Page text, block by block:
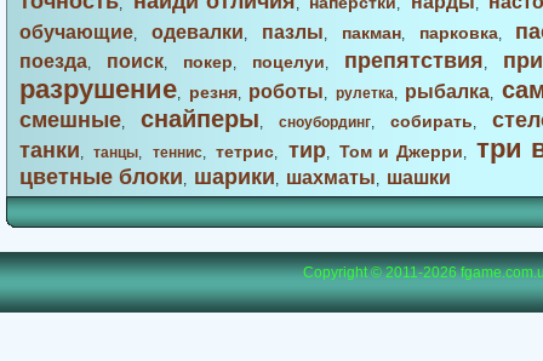
, , , ,
обучающие, одевалки, пазлы, пакман, парковка,
поезда, поиск, покер, поцелуи, препятствия,
разрушение, резня, роботы, рулетка, рыбалка,
смешные, снайперы, сноубординг, собирать,
танки,танцы, теннис,тетрис, тир,Том и Джерри, три
цветные блоки, шарики, шахматы, шашки
Copyright © 2011-2026